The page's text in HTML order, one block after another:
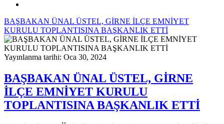
BAŞBAKAN ÜNAL ÜSTEL, GİRNE İLÇE EMNİYET
KURULU TOPLANTISINA BAŞKANLIK ETTİ
Yayınlanma tarihi: Oca 30, 2024
BAŞBAKAN ÜNAL ÜSTEL, GİRNE
İLÇE EMNİYET KURULU
TOPLANTISINA BAŞKANLIK ETTİ